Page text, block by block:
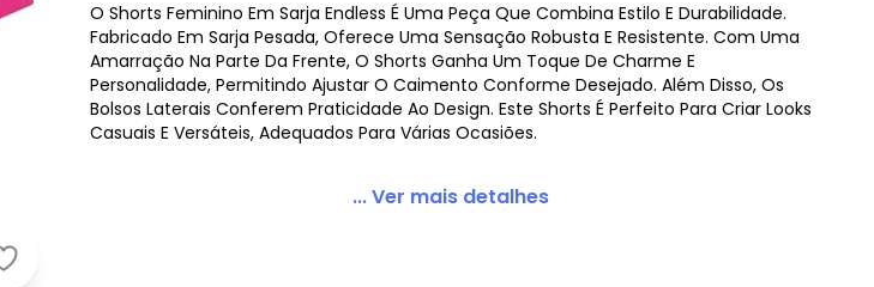
Endless - Shorts Feminino em Sarja Rosa
O Shorts Feminino Em Sarja Endless É Uma Peça Que Combina Estilo E Durabilidade.
Fabricado Em Sarja Pesada, Oferece Uma Sensação Robusta E Resistente. Com Uma
Amarração Na Parte Da Frente, O Shorts Ganha Um Toque De Charme E
Personalidade, Permitindo Ajustar O Caimento Conforme Desejado. Além Disso, Os
Bolsos Laterais Conferem Praticidade Ao Design. Este Shorts É Perfeito Para Criar Looks
Casuais E Versáteis, Adequados Para Várias Ocasiões.
... Ver mais detalhes